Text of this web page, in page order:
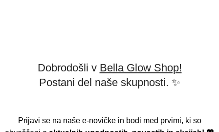
Dobrodošli v Bella Glow Shop!
Postani del naše skupnosti. ✨
Prijavi se na naše e-novičke in bodi med prvimi, ki so